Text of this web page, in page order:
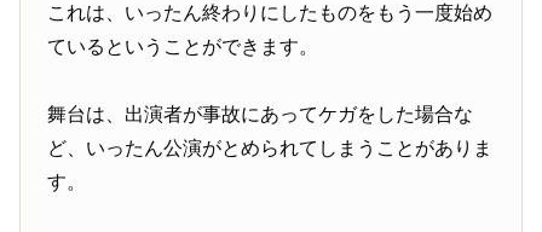
これは、いったん終わりにしたものをもう一度始め
ているということができます。
舞台は、出演者が事故にあってケガをした場合な
ど、いったん公演がとめられてしまうことがありま
す。